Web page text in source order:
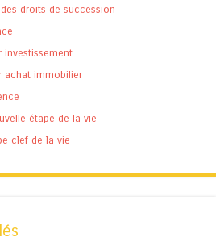
droits de succession
investissement
achat immobilier
étape de la vie
clef de la vie